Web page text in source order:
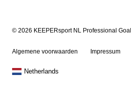
© 2026 KEEPERsport NL Professional
Algemene voorwaarden Impressum
Netherlands